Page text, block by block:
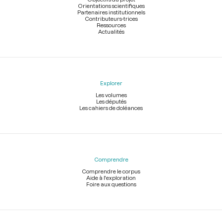
Orientations scientifiques
Partenaires institutionnels
Contributeurs-trices
Ressources
Actualités
Explorer
Les volumes
Les députés
Les cahiers de doléances
Comprendre
Comprendre le corpus
Aide à l'exploration
Foire aux questions